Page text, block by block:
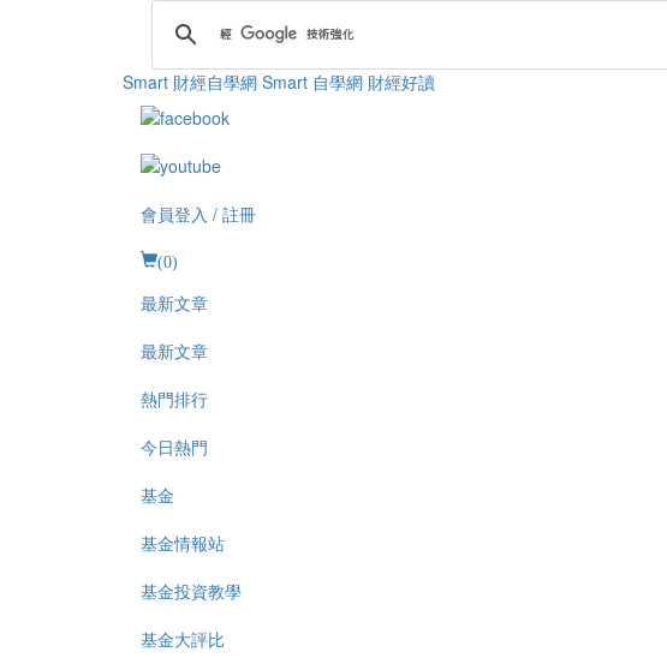
Smart 財經自學網 Smart 自學網 財經好讀
會員登入 / 註冊
(0)
最新文章
最新文章
熱門排行
今日熱門
基金
基金情報站
基金投資教學
基金大評比